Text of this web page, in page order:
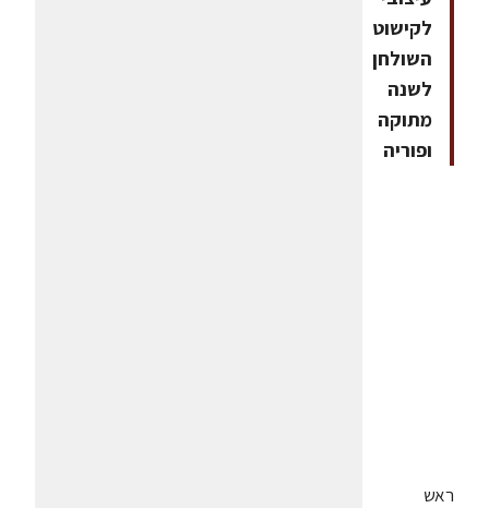
לקישוט
השולחן
לשנה
מתוקה
ופוריה
ראש